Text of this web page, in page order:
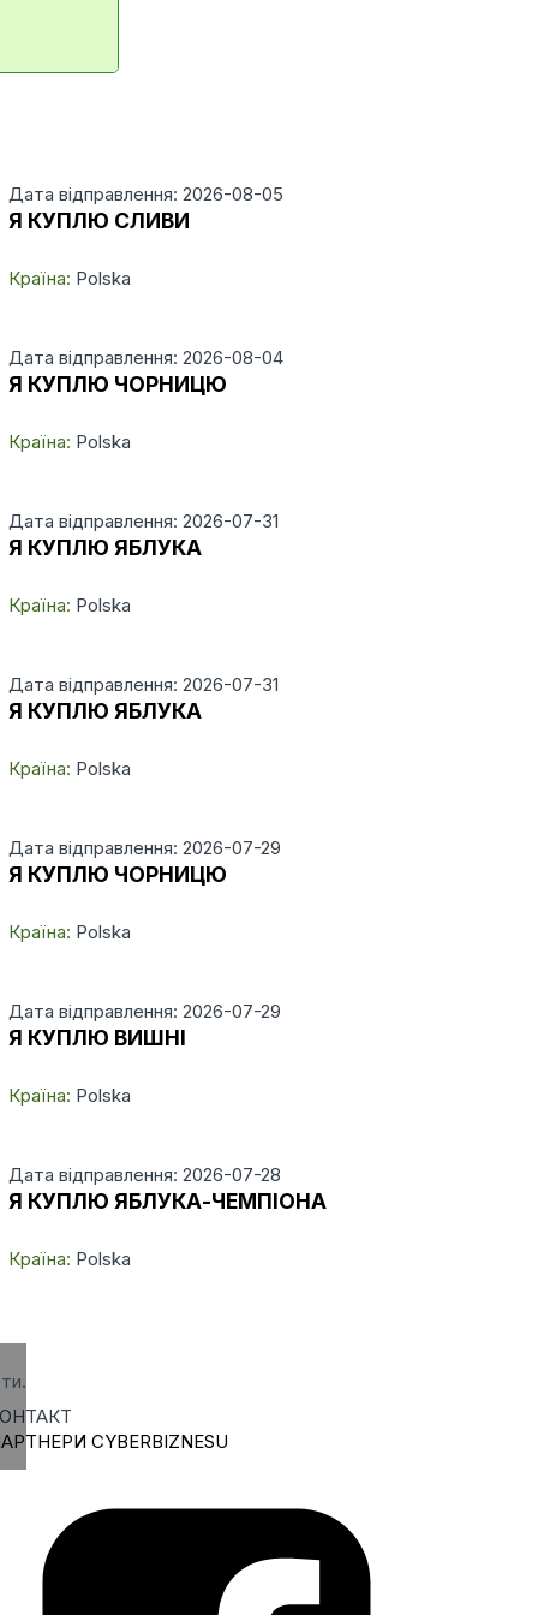
Дата відправлення: 2026-08-05
Я КУПЛЮ СЛИВИ
Країна: Polska
Дата відправлення: 2026-08-04
Я КУПЛЮ ЧОРНИЦЮ
Країна: Polska
Дата відправлення: 2026-07-31
Я КУПЛЮ ЯБЛУКА
Країна: Polska
Дата відправлення: 2026-07-31
Я КУПЛЮ ЯБЛУКА
Країна: Polska
Дата відправлення: 2026-07-29
Я КУПЛЮ ЧОРНИЦЮ
Країна: Polska
Дата відправлення: 2026-07-29
Я КУПЛЮ ВИШНІ
Країна: Polska
Дата відправлення: 2026-07-28
Я КУПЛЮ ЯБЛУКА-ЧЕМПІОНА
Країна: Polska
CYBERBIZNESU